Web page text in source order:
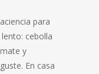
para
cebolla
y
En casa